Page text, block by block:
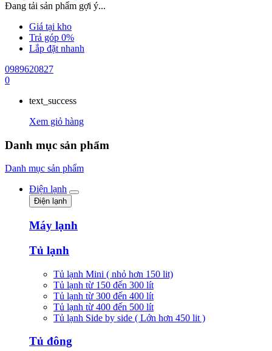
Đang tải sản phẩm gợi ý...
Giá tại kho
Trả góp 0%
Lắp đặt nhanh
0989620827
0
text_success
Xem giỏ hàng
Danh mục sản phẩm
Danh mục sản phẩm
Điện lạnh
Điện lạnh
Máy lạnh
Tủ lạnh
Tủ lạnh Mini ( nhỏ hơn 150 lit)
Tủ lạnh từ 150 đến 300 lít
Tủ lạnh từ 300 đến 400 lít
Tủ lạnh từ 400 đến 500 lít
Tủ lạnh Side by side ( Lớn hơn 450 lit )
Tủ đông